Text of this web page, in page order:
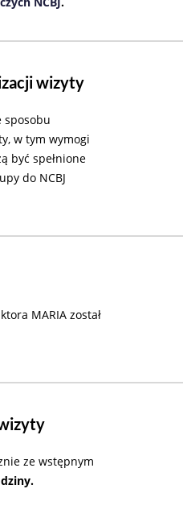
wizyty
sposobu
w tym wymogi
być spełnione
do NCBJ
MARIA został
ze wstępnym